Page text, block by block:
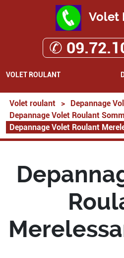
Volet
✆
VOLET ROULANT
Volet roulant > Depannage
Depannage Volet Roulant
Depannage Volet Roulant